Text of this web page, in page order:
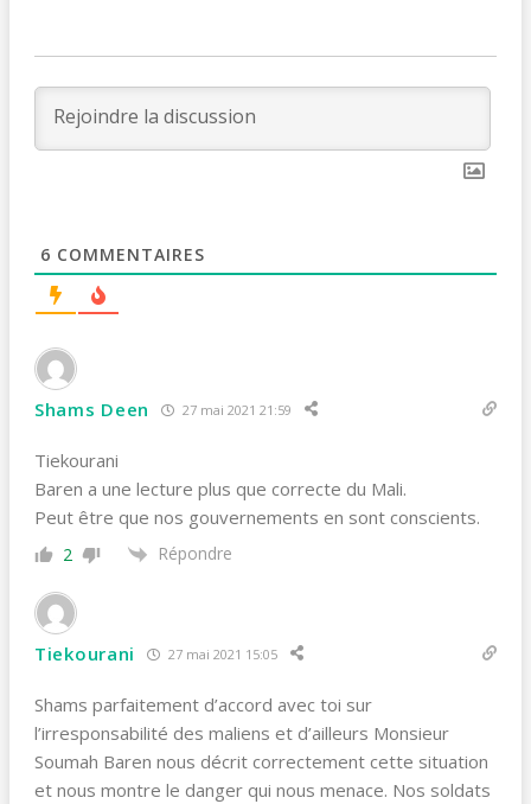
6 COMMENTAIRES
Shams Deen 27 mai 2021 21:59
Tiekourani
Baren a une lecture plus que correcte du Mali.
Peut être que nos gouvernements en sont conscients.
2 Répondre
Tiekourani 27 mai 2021 15:05
Shams parfaitement d’accord avec toi sur
l’irresponsabilité des maliens et d’ailleurs Monsieur
Soumah Baren nous décrit correctement cette situation
et nous montre le danger qui nous menace. Nos soldats